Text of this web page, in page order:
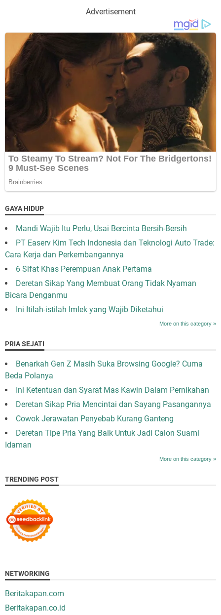
Advertisement
GAYA HIDUP
Mandi Wajib Itu Perlu, Usai Bercinta Bersih-Bersih
PT Easerv Kim Tech Indonesia dan Teknologi Auto Trade:
Cara Kerja dan Perkembangannya
6 Sifat Khas Perempuan Anak Pertama
Deretan Sikap Yang Membuat Orang Tidak Nyaman
Bicara Denganmu
Ini Itilah-istilah Imlek yang Wajib Diketahui
More on this category »
PRIA SEJATI
Benarkah Gen Z Masih Suka Browsing Google? Cuma
Beda Polanya
Ini Ketentuan dan Syarat Mas Kawin Dalam Pernikahan
Deretan Sikap Pria Mencintai dan Sayang Pasangannya
Cowok Jerawatan Penyebab Kurang Ganteng
Deretan Tipe Pria Yang Baik Untuk Jadi Calon Suami
Idaman
More on this category »
TRENDING POST
NETWORKING
Beritakapan.com
Beritakapan.co.id